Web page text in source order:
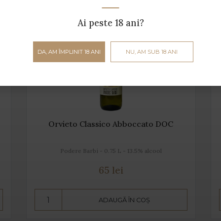
Orvieto Classico Abboccato DOC
Podere Barbi - 0.75 L - 13.5% alcool
65 lei
ADAUGĂ ÎN COȘ
Ai peste 18 ani?
DA, AM ÎMPLINIT 18 ANI NU, AM SUB 18 ANI